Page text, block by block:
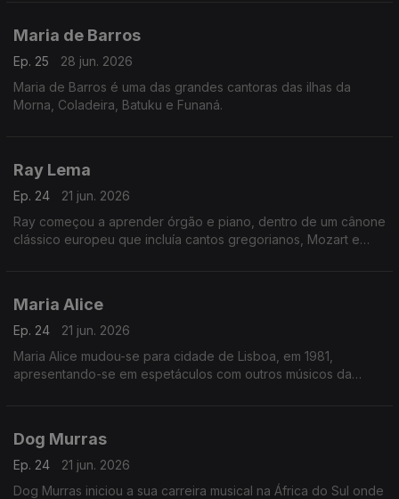
Maria de Barros
Ep. 25
28 jun. 2026
Maria de Barros é uma das grandes cantoras das ilhas da
Morna, Coladeira, Batuku e Funaná.
Ray Lema
Ep. 24
21 jun. 2026
Ray começou a aprender órgão e piano, dentro de um cânone
clássico europeu que incluía cantos gregorianos, Mozart e
Maria Alice
Ep. 24
21 jun. 2026
Maria Alice mudou-se para cidade de Lisboa, em 1981,
apresentando-se em espetáculos com outros músicos da
Dog Murras
Ep. 24
21 jun. 2026
Dog Murras iniciou a sua carreira musical na África do Sul onde